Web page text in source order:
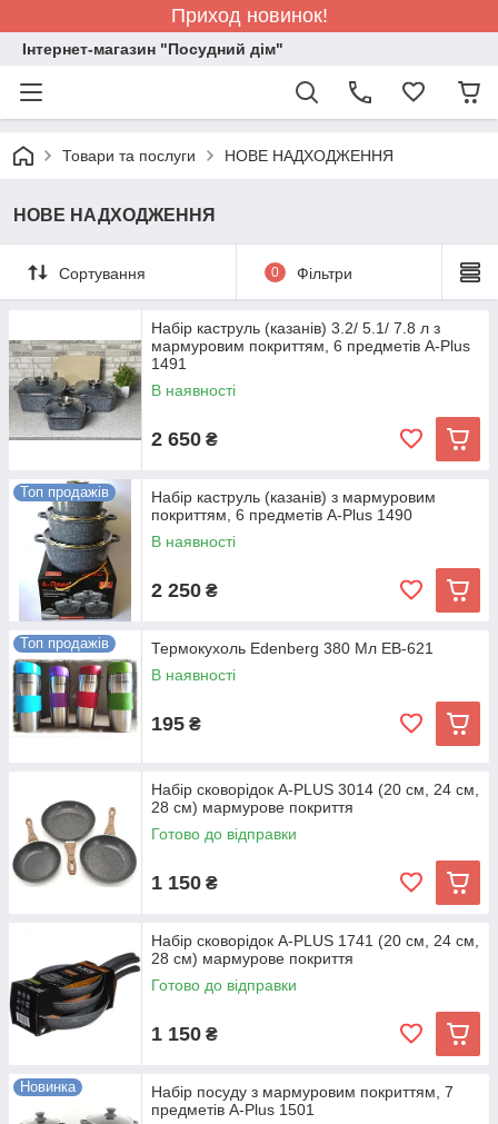
Приход новинок!
Інтернет-магазин "Посудний дім"
Товари та послуги НОВЕ НАДХОДЖЕННЯ
НОВЕ НАДХОДЖЕННЯ
Сортування 0 Фільтри
Набір каструль (казанів) 3.2/ 5.1/ 7.8 л з
мармуровим покриттям, 6 предметів A-Plus
1491
В наявності
2 650 ₴
Топ продажів
Набір каструль (казанів) з мармуровим
покриттям, 6 предметів A-Plus 1490
В наявності
2 250 ₴
Топ продажів
Термокухоль Edenberg 380 Мл EB-621
В наявності
195 ₴
Набір сковорідок A-PLUS 3014 (20 см, 24 см,
28 см) мармурове покриття
Готово до відправки
1 150 ₴
Набір сковорідок A-PLUS 1741 (20 см, 24 см,
28 см) мармурове покриття
Готово до відправки
1 150 ₴
Новинка
Набір посуду з мармуровим покриттям, 7
предметів A-Plus 1501